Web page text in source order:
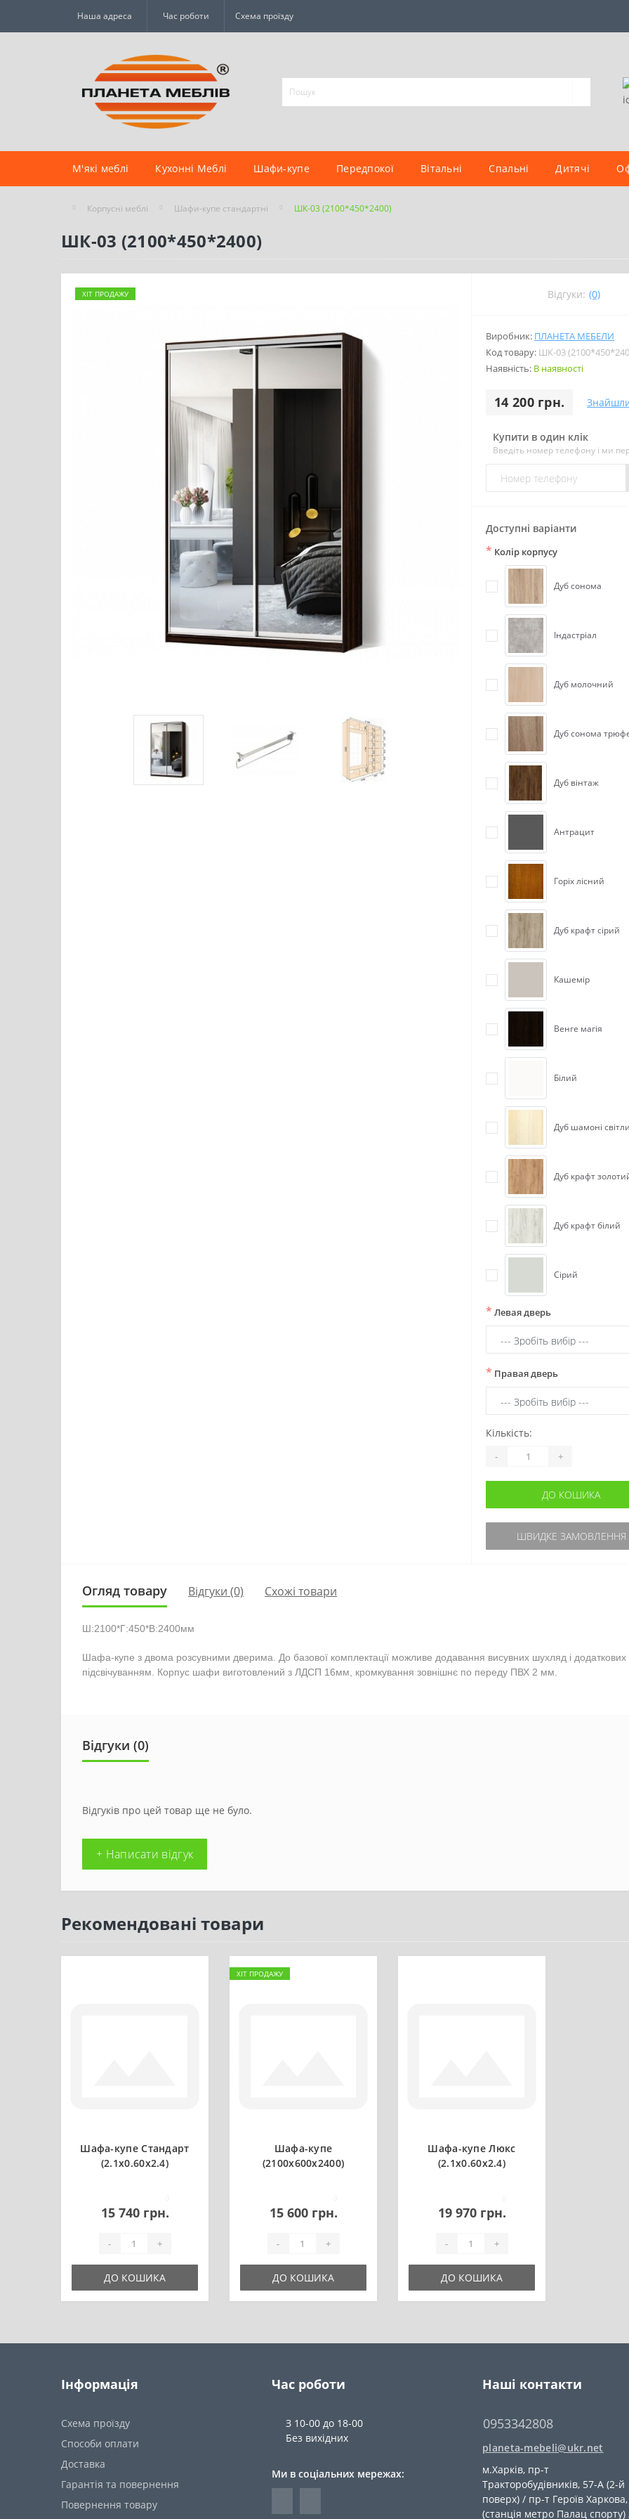
Наша адреса Час роботи Схема проїзду
М'які меблі Кухонні Меблі Шафи-купе Передпокої Вітальні Спальні Дитячі
Корпусні меблі Шафи-купе стандартні ШК-03 (2100*450*2400)
ШК-03 (2100*450*2400)
ХІТ ПРОДАЖУ Відгуки: (0)
Виробник: ПЛАНЕТА МЕБЕЛИ
Код товару: ШК-03
Наявність: В наявності
14 200 грн.
Купити в один клік
Введіть номер телефону і ми
Доступні варіанти
* Колір корпусу
Дуб сонома
Індастріал
Дуб молочний
Дуб сонома
Дуб вінтаж
Антрацит
Горіх лісний
Дуб крафт сірий
Кашемір
Венге магія
Білий
Дуб шамоні
Дуб крафт
Дуб крафт білий
Сірий
* Левая дверь
* Правая дверь
Кількість:
- +
ДО КОШИКА
ШВИДКЕ ЗАМОВЛЕННЯ
Огляд товару Відгуки (0) Схожі товари
Ш:2100*Г:450*В:2400мм
Шафа-купе з двома розсувними дверима. До базової комплектації можливе додавання висувних шухляд і додаткових
підсвічуванням. Корпус шафи виготовлений з ЛДСП 16мм, кромкування зовнішнє по переду ПВХ 2 мм.
Відгуки (0)
Відгуків про цей товар ще не було.
+ Написати відгук
Рекомендовані товари
Шафа-купе Стандарт
(2.1х0.60х2.4)
15 740 грн.
- +
ДО КОШИКА
ХІТ ПРОДАЖУ
Шафа-купе
(2100х600х2400)
15 600 грн.
- +
ДО КОШИКА
Шафа-купе Люкс
(2.1х0.60х2.4)
19 970 грн.
- +
ДО КОШИКА
Інформація
Схема проїзду
Способи оплати
Доставка
Гарантія та повернення
Повернення товару
Час роботи
З 10-00 до 18-00
Без вихідних
Ми в соціальних мережах:
Наші контакти
0953342808
planeta-mebeli@ukr.net
м.Харків, пр-т
Тракторобудівників, 57-А (2-й
поверх) / пр-т Героїв
(станція метро Палац